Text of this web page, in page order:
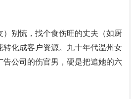
）别慌，找个食伤旺的丈夫（如厨
转化成客户资源。九十年代温州女
告公司的伤官男，硬是把追她的六